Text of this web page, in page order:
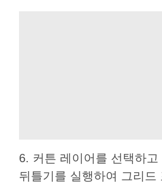
6. 커튼 레이어를 선택하
뒤틀기를 실행하여 그리드